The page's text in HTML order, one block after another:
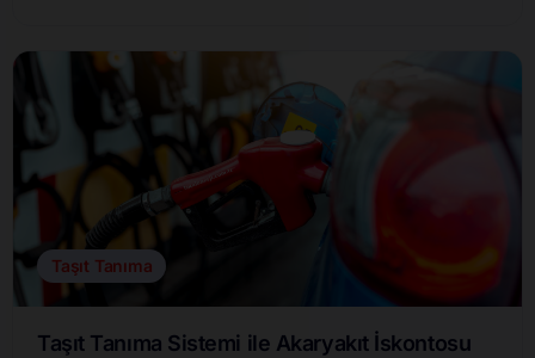
Taşıt Tanıma
Taşıt Tanıma Sistemi ile Akaryakıt İskontosu